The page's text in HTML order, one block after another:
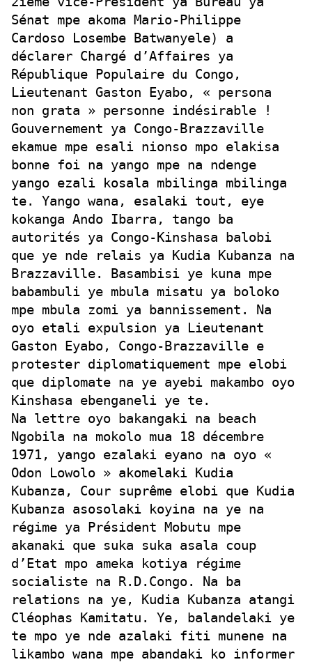
Sénat mpe akoma Mario-Philippe
Cardoso Losembe Batwanyele) a
déclarer Chargé d’Affaires ya
République Populaire du Congo,
Lieutenant Gaston Eyabo, « persona
non grata » personne indésirable !
Gouvernement ya Congo-Brazzaville
ekamue mpe esali nionso mpo elakisa
bonne foi na yango mpe na ndenge
yango ezali kosala mbilinga mbilinga
te. Yango wana, esalaki tout, eye
kokanga Ando Ibarra, tango ba
autorités ya Congo-Kinshasa balobi
que ye nde relais ya Kudia Kubanza na
Brazzaville. Basambisi ye kuna mpe
babambuli ye mbula misatu ya boloko
mpe mbula zomi ya bannissement. Na
oyo etali expulsion ya Lieutenant
Gaston Eyabo, Congo-Brazzaville e
protester diplomatiquement mpe elobi
que diplomate na ye ayebi makambo oyo
Kinshasa ebenganeli ye te.
Na lettre oyo bakangaki na beach
Ngobila na mokolo mua 18 décembre
1971, yango ezalaki eyano na oyo «
Odon Lowolo » akomelaki Kudia
Kubanza, Cour suprême elobi que Kudia
Kubanza asosolaki koyina na ye na
régime ya Président Mobutu mpe
akanaki que suka suka asala coup
d’Etat mpo ameka kotiya régime
socialiste na R.D.Congo. Na ba
relations na ye, Kudia Kubanza atangi
Cléophas Kamitatu. Ye, balandelaki ye
te mpo ye nde azalaki fiti munene na
likambo wana mpe abandaki ko informer